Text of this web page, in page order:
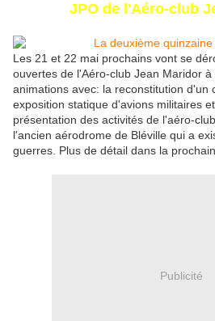
JPO de l'Aéro-club
Les 21 et 22 mai prochains vont se
ouvertes de l'Aéro-club Jean Maridor
animations avec: la reconstitution d'un
exposition statique d'avions militaires
présentation des activités de l'aéro-
l'ancien aérodrome de Bléville qui a
guerres. Plus de détail dans la
Publicité